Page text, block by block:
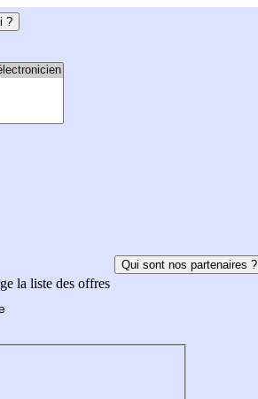
?
la liste des offres
Qui sont nos partenaires ?